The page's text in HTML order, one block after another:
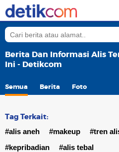
Berita Dan Informasi Alis
Ini - Detikcom
Semua Berita Foto
Tag Terkait:
#alis aneh #makeup #tren
#kepribadian
#alis tebal